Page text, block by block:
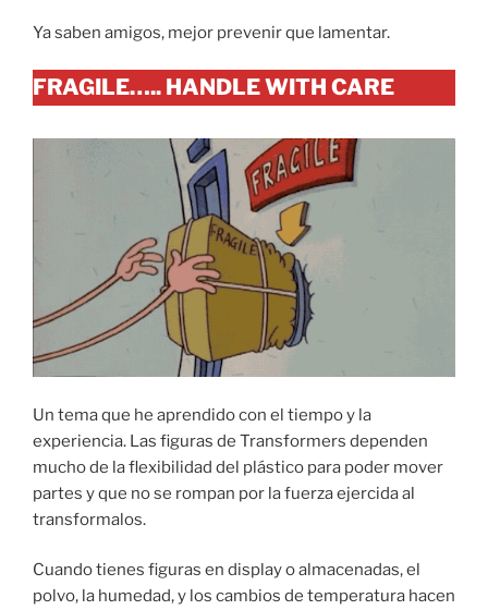
Ya saben amigos, mejor prevenir que lamentar.
FRAGILE….. HANDLE WITH CARE
Un tema que he aprendido con el tiempo y la
experiencia. Las figuras de Transformers dependen
mucho de la flexibilidad del plástico para poder mover
partes y que no se rompan por la fuerza ejercida al
transformalos.
Cuando tienes figuras en display o almacenadas, el
polvo, la humedad, y los cambios de temperatura hacen